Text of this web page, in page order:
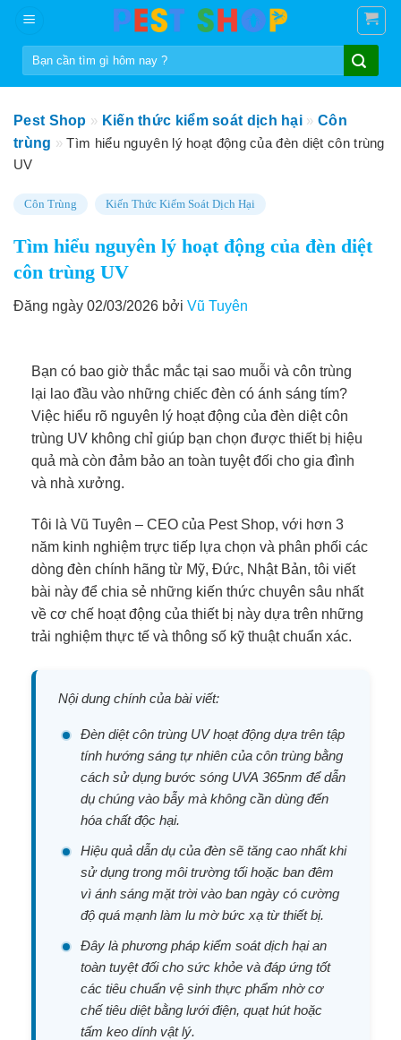
content
Tìm
kiếm:
Pest Shop » Kiến thức kiểm soát dịch hại » Côn
trùng »Tìm hiểu nguyên lý hoạt động của đèn diệt côn trùng
UV
Côn Trùng Kiến Thức Kiểm Soát Dịch Hại
Tìm hiểu nguyên lý hoạt động của đèn diệt
côn trùng UV
Đăng ngày 02/03/2026 bởi Vũ Tuyên
Bạn có bao giờ thắc mắc tại sao muỗi và côn trùng
lại lao đầu vào những chiếc đèn có ánh sáng tím?
Việc hiểu rõ nguyên lý hoạt động của đèn diệt côn
trùng UV không chỉ giúp bạn chọn được thiết bị hiệu
quả mà còn đảm bảo an toàn tuyệt đối cho gia đình
và nhà xưởng.
Tôi là Vũ Tuyên – CEO của Pest Shop, với hơn 3
năm kinh nghiệm trực tiếp lựa chọn và phân phối các
dòng đèn chính hãng từ Mỹ, Đức, Nhật Bản, tôi viết
bài này để chia sẻ những kiến thức chuyên sâu nhất
về cơ chế hoạt động của thiết bị này dựa trên những
trải nghiệm thực tế và thông số kỹ thuật chuẩn xác.
Nội dung chính của bài viết:
Đèn diệt côn trùng UV hoạt động dựa trên tập
tính hướng sáng tự nhiên của côn trùng bằng
cách sử dụng bước sóng UVA 365nm để dẫn
dụ chúng vào bẫy mà không cần dùng đến
hóa chất độc hại.
Hiệu quả dẫn dụ của đèn sẽ tăng cao nhất khi
sử dụng trong môi trường tối hoặc ban đêm
vì ánh sáng mặt trời vào ban ngày có cường
độ quá mạnh làm lu mờ bức xạ từ thiết bị.
Đây là phương pháp kiểm soát dịch hại an
toàn tuyệt đối cho sức khỏe và đáp ứng tốt
các tiêu chuẩn vệ sinh thực phẩm nhờ cơ
chế tiêu diệt bằng lưới điện, quạt hút hoặc
tấm keo dính vật lý.